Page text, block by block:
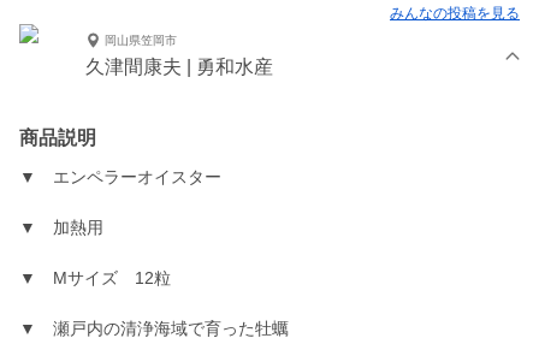
みんなの投稿を見る
岡山県笠岡市
久津間康夫 | 勇和水産
商品説明
▼ エンペラーオイスター
▼ 加熱用
▼ Mサイズ 12粒
▼ 瀬戸内の清浄海域で育った牡蠣